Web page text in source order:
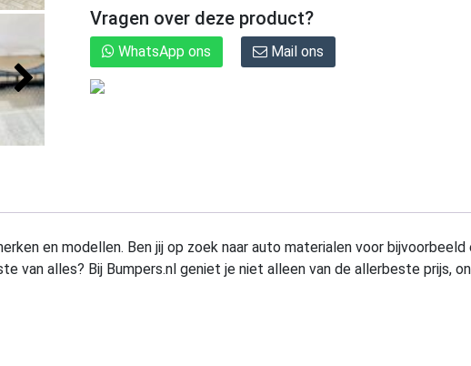
Vragen over deze product?
WhatsApp ons Mail ons
en modellen. Ben jij op zoek naar auto materialen voor bijvoorbeeld
van alles? Bij Bumpers.nl geniet je niet alleen van de allerbeste prijs,